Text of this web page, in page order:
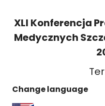
XLI Konferencja
Medycznych
Change language